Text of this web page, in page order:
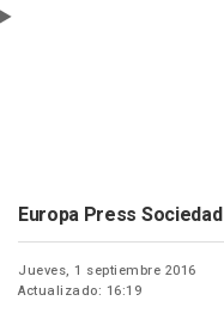
Europa Press Sociedad
Jueves, 1 septiembre 2016
Actualizado: 16:19